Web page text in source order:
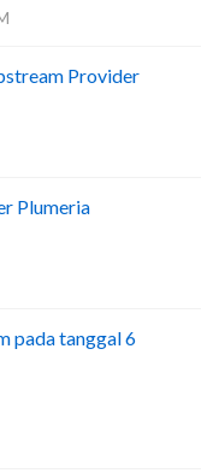
Provider
Plumeria
pada tanggal 6